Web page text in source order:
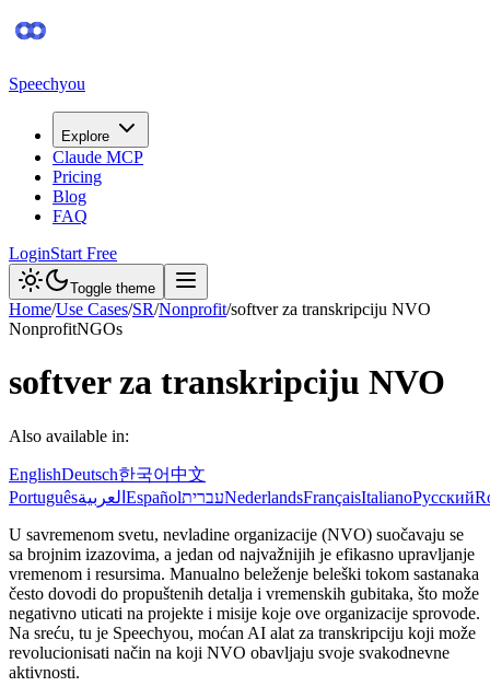
Speechyou
Explore
Claude MCP
Pricing
Blog
FAQ
LoginStart Free
Toggle theme
Home/Use Cases/SR/Nonprofit/softver za transkripciju NVO
NonprofitNGOs
softver za transkripciju NVO
Also available in:
EnglishDeutsch한국어中文
Portuguêsالعربية EspañolעבריתNederlandsFrançaisItalianoРусский
U savremenom svetu, nevladine organizacije (NVO) suočavaju se
sa brojnim izazovima, a jedan od najvažnijih je efikasno upravljanje
vremenom i resursima. Manualno beleženje beleški tokom sastanaka
često dovodi do propuštenih detalja i vremenskih gubitaka, što može
negativno uticati na projekte i misije koje ove organizacije sprovode.
Na sreću, tu je Speechyou, moćan AI alat za transkripciju koji može
revolucionisati način na koji NVO obavljaju svoje svakodnevne
aktivnosti.